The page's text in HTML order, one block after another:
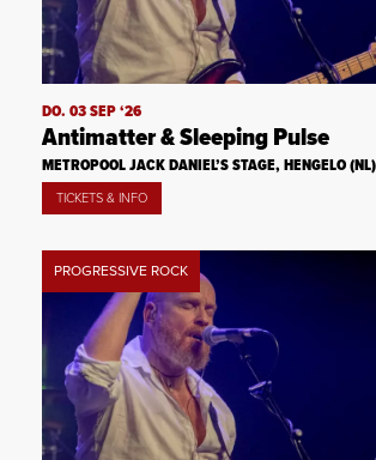
DO. 03 SEP ‘26
Antimatter & Sleeping Pulse
METROPOOL JACK DANIEL’S STAGE, HENGELO (NL)
TICKETS & INFO
PROGRESSIVE ROCK